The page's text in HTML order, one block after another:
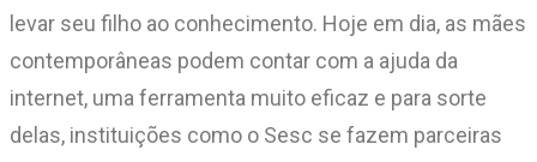
levar seu filho ao conhecimento. Hoje em dia, as mães
contemporâneas podem contar com a ajuda da
internet, uma ferramenta muito eficaz e para sorte
delas, instituições como o Sesc se fazem parceiras